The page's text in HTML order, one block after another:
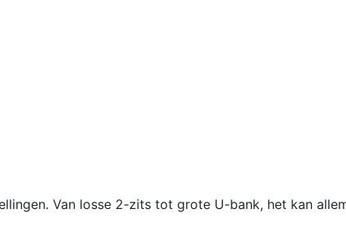
Van losse 2-zits tot grote U-bank, het kan